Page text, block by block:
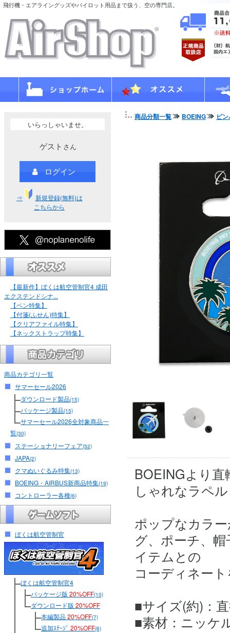
飛行機・エアライングッズやパイロット用品まで扱う、空の専門店。
いらっしゃいませ。
ゲスト さん
ログイン
⇒
新規登録(無料)は
こちらから
【最新作】ぼくは航空管制官4 成田
エクステンドシナ...
【ペン特集】
【付箋(ふせん)特集】
【クリアファイル特集】
【ネックストラップ特集】
商品カテゴリ一覧
サマーセール2026
ダウンロード製品(15)
パッケージ製品(15)
サマーセール2026全対象商品一
覧(30)
ステーショナリーフェア(52)
JAPA(2)
クマぬいぐるみ特集(13)
BOEING・AIRBUS新商品特集(19)
コントローラー各種(6)
ぼくは航空管制官
ぼくは航空管制官4
パッケージ版 20%OFF(10)
ダウンロード版 20%OFF
本編製品20%OFF(7)
追加ｽﾃｰｼﾞ 20%OFF(6)
商品分類一覧 BOEING ピ
BOEINGより
しゃれなラペ
ポップなカラ
グ、ポーチ、
イテムとの
コーディネー
■サイズ(約)：
■素材：ニッケ